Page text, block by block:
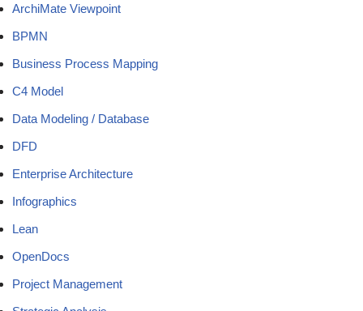
ArchiMate Viewpoint
BPMN
Business Process Mapping
C4 Model
Data Modeling / Database
DFD
Enterprise Architecture
Infographics
Lean
OpenDocs
Project Management